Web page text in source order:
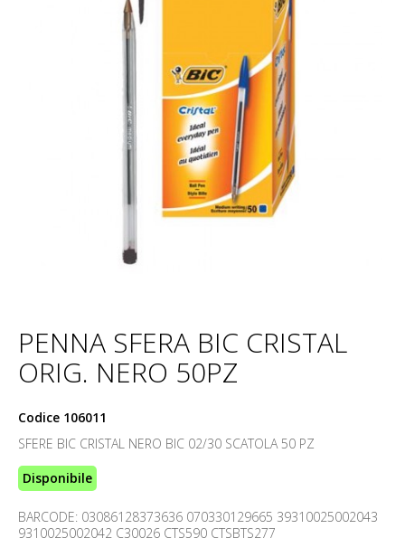
PENNA SFERA BIC CRISTAL
ORIG. NERO 50PZ
Codice 106011
SFERE BIC CRISTAL NERO BIC 02/30 SCATOLA 50 PZ
Disponibile
BARCODE: 03086128373636 070330129665 39310025002043
9310025002042 C30026 CTS590 CTSBTS277